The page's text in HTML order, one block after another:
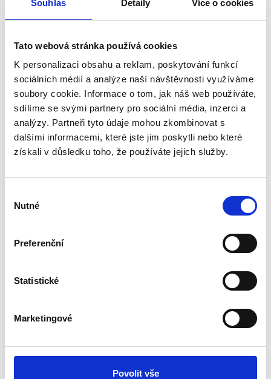
Souhlas Detaily Více o cookies
Tato webová stránka používá cookies
K personalizaci obsahu a reklam, poskytování funkcí
sociálních médií a analýze naší návštěvnosti využíváme
soubory cookie. Informace o tom, jak náš web používáte,
sdílíme se svými partnery pro sociální média, inzerci a
analýzy. Partneři tyto údaje mohou zkombinovat s
dalšími informacemi, které jste jim poskytli nebo které
získali v důsledku toho, že používáte jejich služby.
souhlasu
Nutné
Preferenční
Statistické
Marketingové
Povolit vše
šedá ořechová dubová
1400 mm 1600 mm 1800 mm
Vyberte k porovnání
Odolná, ekologická pracovní deska s nastavitelnou výškou Levado™